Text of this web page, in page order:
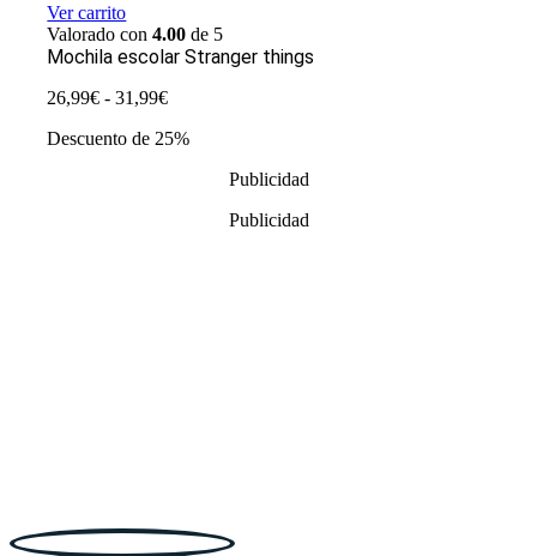
Ver carrito
Valorado con4.00 de 5
Mochila escolar Stranger things
26,99€ - 31,99€Rango
precios:
Descuento de 25%
Publicidad
Publicidad